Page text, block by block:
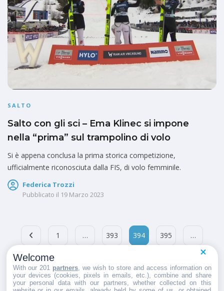
SALTO
Salto con gli sci – Ema Klinec si impone
nella “prima” sul trampolino di volo
Si è appena conclusa la prima storica competizione,
ufficialmente riconosciuta dalla FIS, di volo femminile.
Federica Trozzi
Pubblicato il 19 Marzo 2023
1 … 393 394 395 …
Welcome
With our 201 partners , we wish to store and access information on
your devices (cookies, pixels in emails, etc.), combine and share
your personal data with our partners, whether collected on this